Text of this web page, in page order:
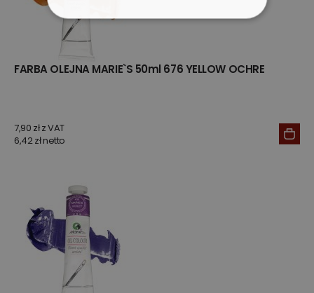
FARBA OLEJNA MARIE`S 50ml 676 YELLOW OCHRE
7,90 zł z VAT
6,42 zł netto